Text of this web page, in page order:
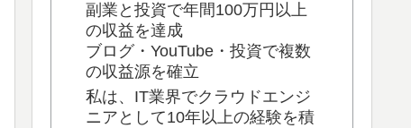
副業と投資で年間100万円以上
の収益を達成
ブログ・YouTube・投資で複数
の収益源を確立
私は、IT業界でクラウドエンジ
ニアとして10年以上の経験を積